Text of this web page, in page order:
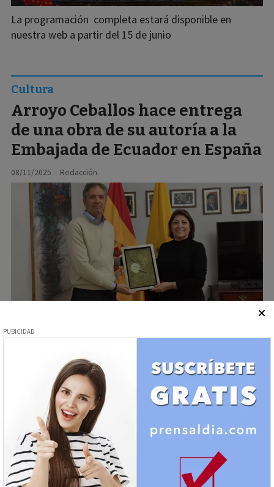
La programación completa estará disponible en
nuestra web a partir del 15 de junio
Arroyo Ceballos hace entrega
de una obra de su autoría a la
Embajada de Ecuador en España
Redacción
Cultura
08/11/2025
La embajadora y el Ministro y Jefe de Misión Adjunto
(DCM) en la Embajada recibieron la obra.
María Piña impulsa “Mujer, Arte
y Alma”, un espacio donde la
creación femenina cobra voz y
vida
Cultura